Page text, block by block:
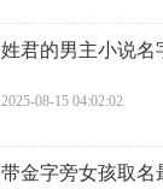
姓君的男主小说名
2025-08-15 04:02:02
带金字旁女孩取名